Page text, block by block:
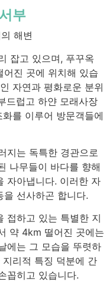
부
잡고 있으며, 푸꾸옥
진 곳에 위치해 있습
자연과 평화로운 분위
드럽고 하얀 모래사장
를 이루어 방문객들에
지는 독특한 경관으로
나무들이 바다를 향해
자아냅니다. 이러한 자
을 선사하곤 합니다.
접하고 있는 특별한 지
약 4km 떨어진 곳에는
에는 그 모습을 뚜렷하
리적 특징 덕분에 간
꼽히고 있습니다.